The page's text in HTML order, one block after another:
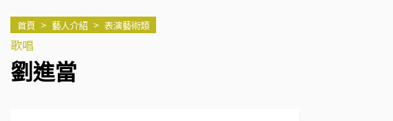
首頁 > 藝人介紹 > 表演藝術類
歌唱
劉進當